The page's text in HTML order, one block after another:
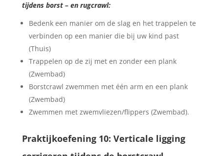
tijdens borst – en rugcrawl:
Bedenk een manier om de slag en het trappelen te
verbinden op een manier die bij uw kind past
(Thuis)
Trappelen op de zij met en zonder een plank
(Zwembad)
Borstcrawl zwemmen met één arm en een plank
(Zwembad)
Zwemmen met zwemvliezen/flippers (Zwembad).
Praktijkoefening 10: Verticale ligging